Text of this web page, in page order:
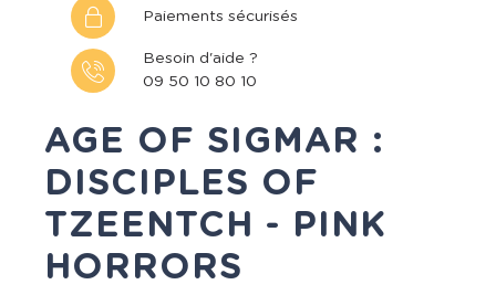
Paiements sécurisés
Besoin d'aide ?
09 50 10 80 10
AGE OF SIGMAR :
DISCIPLES OF
TZEENTCH - PINK
HORRORS